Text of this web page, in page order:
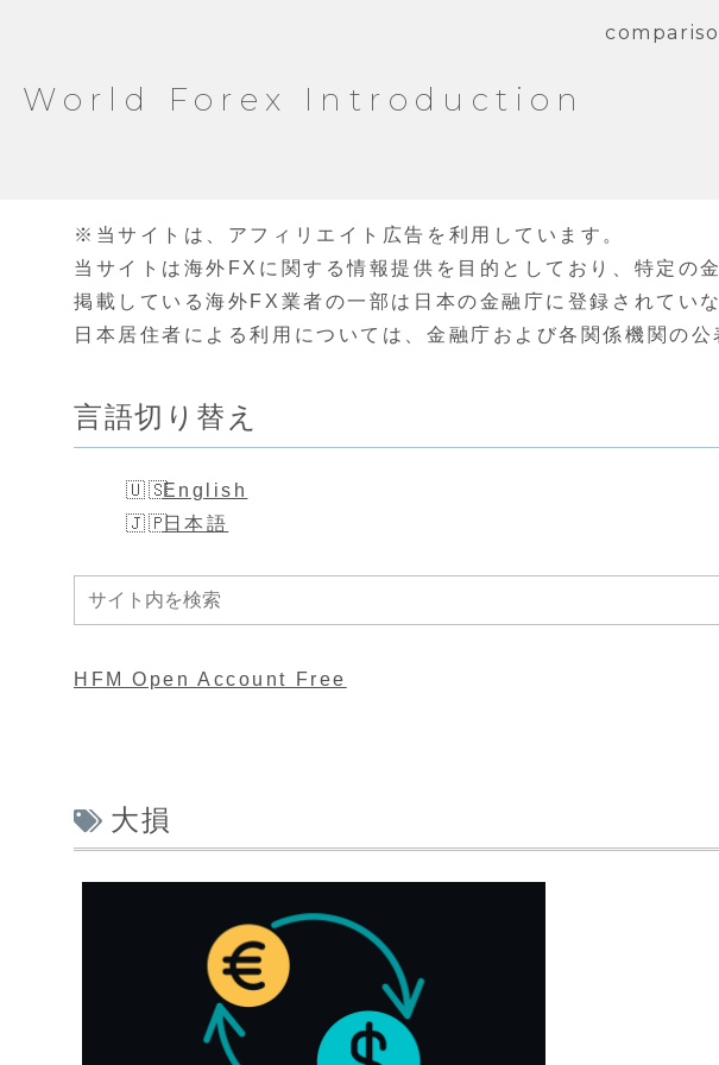
World Forex Introduction
※当サイトは、アフィリエイト広告を利用しています。
当サイトは海外FXに関する情報提供を目的としており、特定の
掲載している海外FX業者の一部は日本の金融庁に登録されてい
日本居住者による利用については、金融庁および各関係機関の公
言語切り替え
English
日本語
HFM Open Account Free
大損